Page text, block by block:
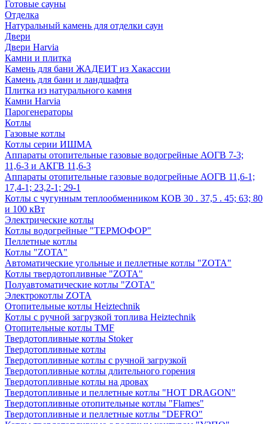
Готовые сауны
Отделка
Натуральный камень для отделки саун
Двери
Двери Harvia
Камни и плитка
Камень для бани ЖАДЕИТ из Хакассии
Камень для бани и ландшафта
Плитка из натурального камня
Камни Harvia
Парогенераторы
Котлы
Газовые котлы
Котлы серии ИШМА
Аппараты отопительные газовые водогрейные АОГВ 7-3;
11,6-3 и АКГВ 11,6-3
Аппараты отопительные газовые водогрейные АОГВ 11,6-1;
17,4-1; 23,2-1; 29-1
Котлы с чугунным теплообменником КОВ 30 . 37,5 . 45; 63; 80
и 100 кВт
Электрические котлы
Котлы водогрейные "ТЕРМОФОР"
Пеллетные котлы
Котлы "ZOTA"
Автоматические угольные и пеллетные котлы "ZOTA"
Котлы твердотопливные "ZOTA"
Полуавтоматические котлы "ZOTA"
Электрокотлы ZOTA
Отопительные котлы Heiztechnik
Котлы с ручной загрузкой топлива Heiztechnik
Отопительные котлы TMF
Твердотопливные котлы Stoker
Твердотопливные котлы
Твердотопливные котлы с ручной загрузкой
Твердотопливные котлы длительного горения
Твердотопливные котлы на дровах
Твердотопливные и пеллетные котлы "HOT DRAGON"
Твердотопливные отопительные котлы "Flames"
Твердотопливные и пеллетные котлы "DEFRO"